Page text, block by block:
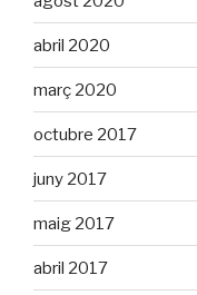
abril 2020
març 2020
octubre 2017
juny 2017
maig 2017
abril 2017